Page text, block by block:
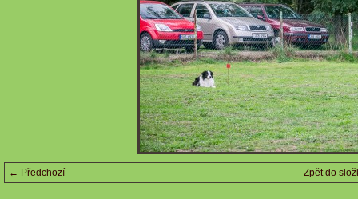
← Předchozí Zpět do